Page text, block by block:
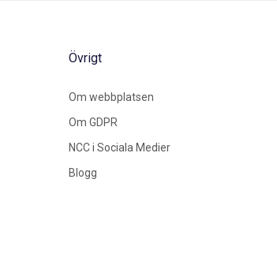
Övrigt
Om webbplatsen
Om GDPR
NCC i Sociala Medier
Blogg